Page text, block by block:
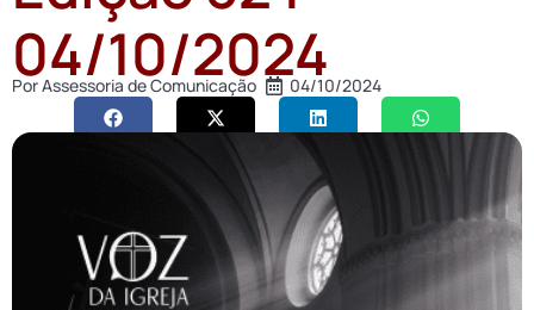
04/10/2024
PorAssessoria de Comunicação 04/10/2024